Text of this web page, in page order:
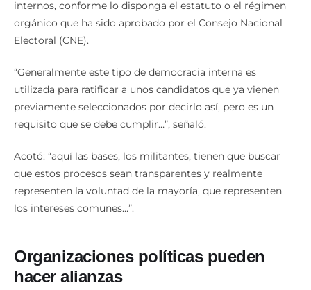
internos, conforme lo disponga el estatuto o el régimen
orgánico que ha sido aprobado por el Consejo Nacional
Electoral (CNE).
“Generalmente este tipo de democracia interna es
utilizada para ratificar a unos candidatos que ya vienen
previamente seleccionados por decirlo así, pero es un
requisito que se debe cumplir…”, señaló.
Acotó: “aquí las bases, los militantes, tienen que buscar
que estos procesos sean transparentes y realmente
representen la voluntad de la mayoría, que representen
los intereses comunes…”.
Organizaciones políticas pueden
hacer alianzas